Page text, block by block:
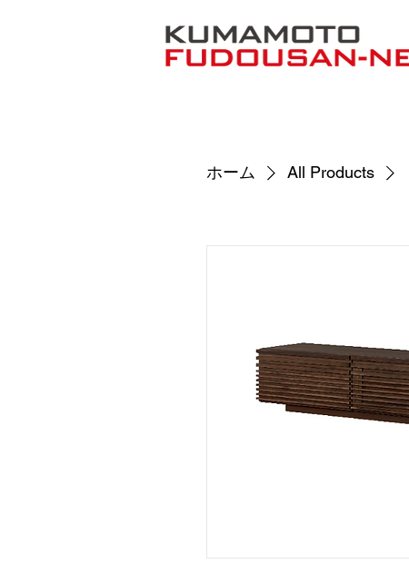
ホーム All Products